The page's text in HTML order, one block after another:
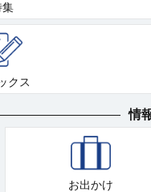
クス
情
お出かけ